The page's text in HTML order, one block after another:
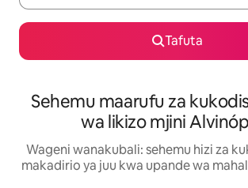
Tafuta
Sehemu maarufu za
wa likizo mjini
Wageni wanakubali: sehemu hizi za
makadirio ya juu kwa upande wa